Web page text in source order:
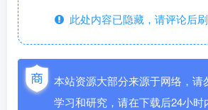
此处内容已隐藏，请评论后
本站资源大部分来源于网络，请
学习和研究，请在下载后24小时